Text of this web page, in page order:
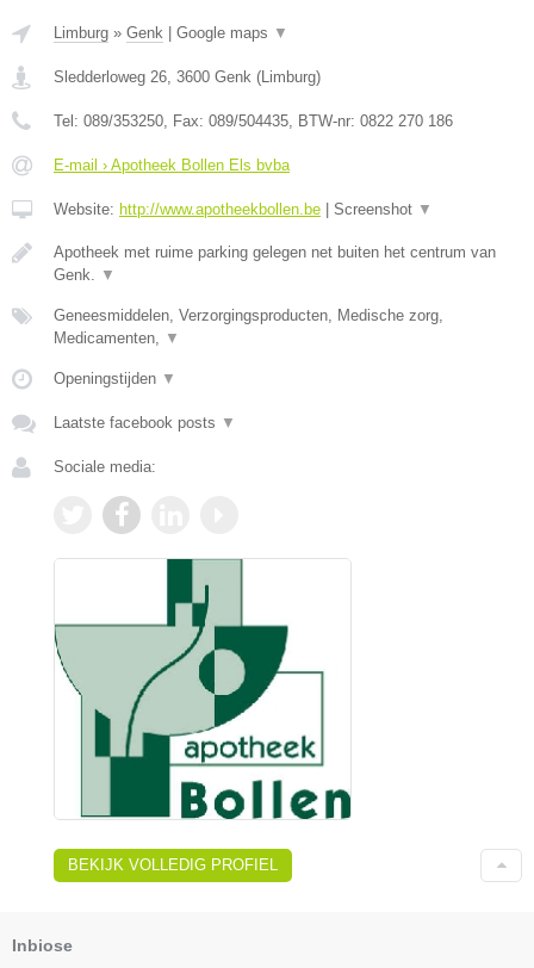
Limburg » Genk | Google maps ▼
Sledderloweg 26 3600 Genk (Limburg)
Tel: 089/353250 , Fax: 089/504435 , BTW-nr: 0822 270 186
E-mail › Apotheek Bollen Els bvba
Website: http://www.apotheekbollen.be | Screenshot ▼
Apotheek met ruime parking gelegen net buiten het centrum van
Genk.
▼
Geneesmiddelen, Verzorgingsproducten, Medische zorg,
Medicamenten,
▼
Openingstijden ▼
Laatste facebook posts ▼
Sociale media:
BEKIJK VOLLEDIG PROFIEL
Inbiose